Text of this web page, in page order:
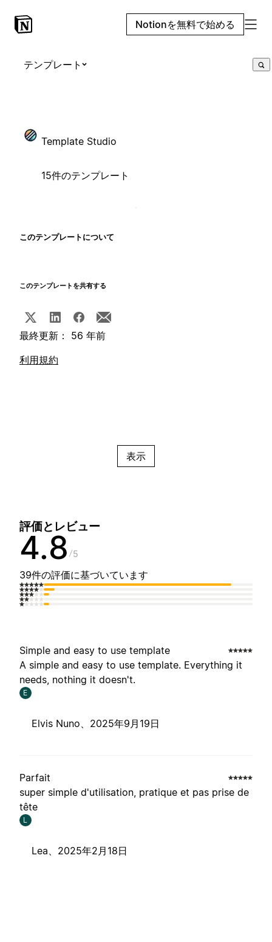
Notionを無料で始める
テンプレート
Template Studio
15件のテンプレート
このテンプレートについて
このテンプレートを共有する
最終更新： 56 年前
利用規約
表示
評価とレビュー
4.8 5
39件の評価に基づいています
Simple and easy to use template
A simple and easy to use template. Everything it
needs, nothing it doesn't.
E
Elvis Nuno、 2025年9月19日
Parfait
super simple d'utilisation, pratique et pas prise de
tête
L
Lea、 2025年2月18日